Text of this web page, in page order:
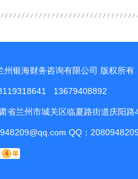
州银海财务咨询有限公司 版权所有
13679408892
省兰州市城关区临夏路街道庆阳路
QQ：2080948209